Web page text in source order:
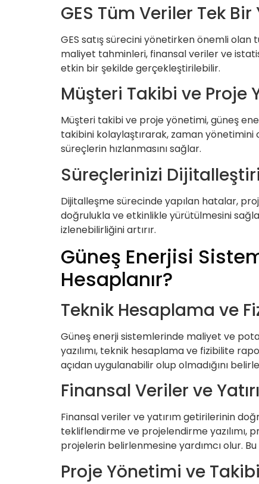
GES Tüm Veriler Tek Bir
GES satış sürecini yönetirken önemli olan
maliyet tahminleri, finansal veriler ve
etkin bir şekilde gerçekleştirilebilir.
Müşteri Takibi ve Proje
Müşteri takibi ve proje yönetimi, güneş
takibini kolaylaştırarak, zaman yönetimini
süreçlerin hızlanmasını sağlar.
Süreçlerinizi
Dijitalleşme sürecinde yapılan hatalar,
doğrulukla ve etkinlikle yürütülmesini
izlenebilirliğini artırır.
Güneş Enerjisi
Hesaplanır?
Teknik Hesaplama ve
Güneş enerji sistemlerinde maliyet ve
yazılımı, teknik hesaplama ve fizibilite
açıdan uygulanabilir olup olmadığını
Finansal Veriler ve
Finansal veriler ve yatırım getirilerinin
tekliflendirme ve projelendirme yazılımı,
projelerin belirlenmesine yardımcı olur.
Proje Yönetimi ve